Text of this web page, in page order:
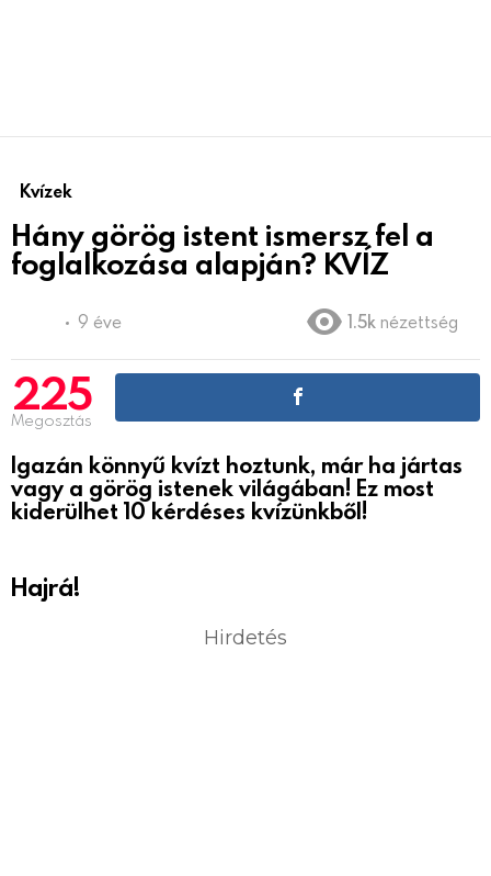
Kvízek
Hány görög istent ismersz fel a
foglalkozása alapján? KVÍZ
9 éve 1.5k nézettség
225
Megosztás
Igazán könnyű kvízt hoztunk, már ha jártas
vagy a görög istenek világában! Ez most
kiderülhet 10 kérdéses kvízünkből!
Hajrá!
Hirdetés